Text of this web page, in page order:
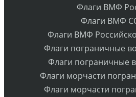
Флаги ВМФ
Флаги ВМФ
Флаги ВМФ
Флаги пограничные
Флаги пограничные
Флаги морчасти
Флаги морчасти